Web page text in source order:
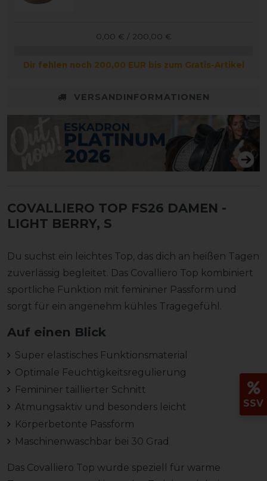
0,00 € / 200,00 €
Dir fehlen noch 200,00 EUR bis zum Gratis-Artikel
VERSANDINFORMATIONEN
COVALLIERO TOP FS26 DAMEN -
LIGHT BERRY, S
Du suchst ein leichtes Top, das dich an heißen Tagen
zuverlässig begleitet. Das Covalliero Top kombiniert
sportliche Funktion mit femininer Passform und
sorgt für ein angenehm kühles Tragegefühl.
Auf einen Blick
Super elastisches Funktionsmaterial
Optimale Feuchtigkeitsregulierung
Femininer taillierter Schnitt
Atmungsaktiv und besonders leicht
Körperbetonte Passform
Maschinenwaschbar bei 30 Grad
Das Covalliero Top wurde speziell für warme
SSV